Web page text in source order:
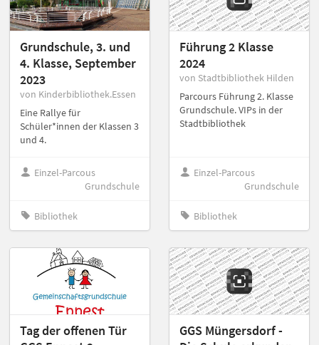
Grundschule, 3. und
4. Klasse, September
2023
von Kinderbibliothek.Essen
Eine Rallye für
Schüler*innen der Klassen 3
und 4.
Einzel-Parcous
Grundschule
Bibliothek
Führung 2 Klasse
2024
von Stadtbibliothek Hilden
Parcours Führung 2. Klasse
Grundschule. VIPs in der
Stadtbibliothek
Einzel-Parcous
Grundschule
Bibliothek
Tag der offenen Tür
GGS Müngersdorf -